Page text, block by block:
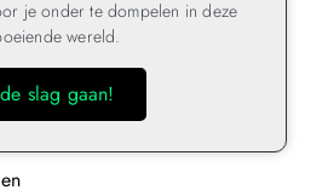
je onder te dompelen in deze
wereld.
slag gaan!